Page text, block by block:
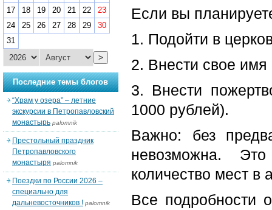
Если вы
1. Подойти в
2. Внести свое имя
3. Внести
1000 рублей).
Важно: без
невозможна.
количество мест в
Все подробности
17
18 19 20 21 22
23
24
25 26 27 28 29
30
31
>
Последние темы блогов
“Храм у озера” – летние
экскурсии в Петропавловский
монастырь palomnik
Престольный праздник
Петропавловского
монастыря palomnik
Поездки по России 2026 –
специально для
дальневосточников ! palomnik